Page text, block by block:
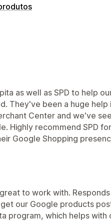
feeds
erros Seleção de
as well as SPD to help
They've been a huge
Center and we've
Highly recommend SPD
Google Shopping
to work with.
our Google products
program, which helps with